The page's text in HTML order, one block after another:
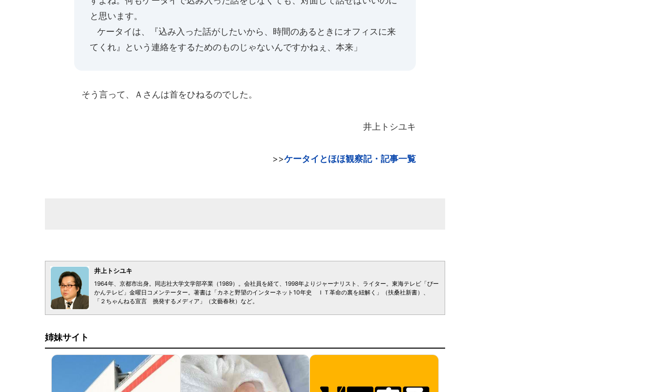
と思います。
ケータイは、『込み入った話がしたいから、時間のあるときにオフィスに来
てくれ』という連絡をするためのものじゃないんですかねぇ、本来」
そう言って、Ａさんは首をひねるのでした。
井上トシユキ
>>ケータイとほほ観察記・記事一覧
井上トシユキ
1964年、京都市出身。同志社大学文学部卒業（1989）。会社員を経て、1998年よりジャーナリスト、ライター。東海テレビ「ぴー
かんテレビ」金曜日コメンテーター。著書は「カネと野望のインターネット10年史 ＩＴ革命の裏を紐解く」（扶桑社新書）、
「２ちゃんねる宣言 挑発するメディア」（文藝春秋）など。
姉妹サイト